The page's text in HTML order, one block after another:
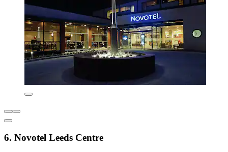
6. Novotel Leeds Centre